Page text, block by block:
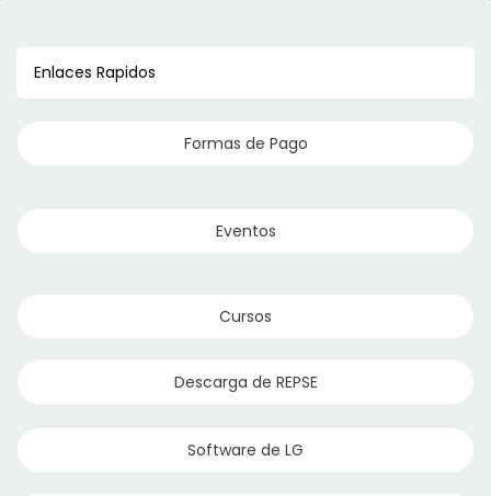
Enlaces Rapidos
Formas de Pago
Eventos
Cursos
Descarga de REPSE
Software de LG